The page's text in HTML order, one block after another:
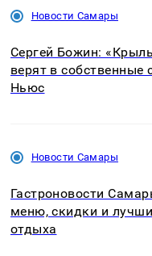
Новости Самары
Сергей Божин:
верят в собственные
Ньюс
Новости Самары
Гастроновости
меню, скидки и
отдыха